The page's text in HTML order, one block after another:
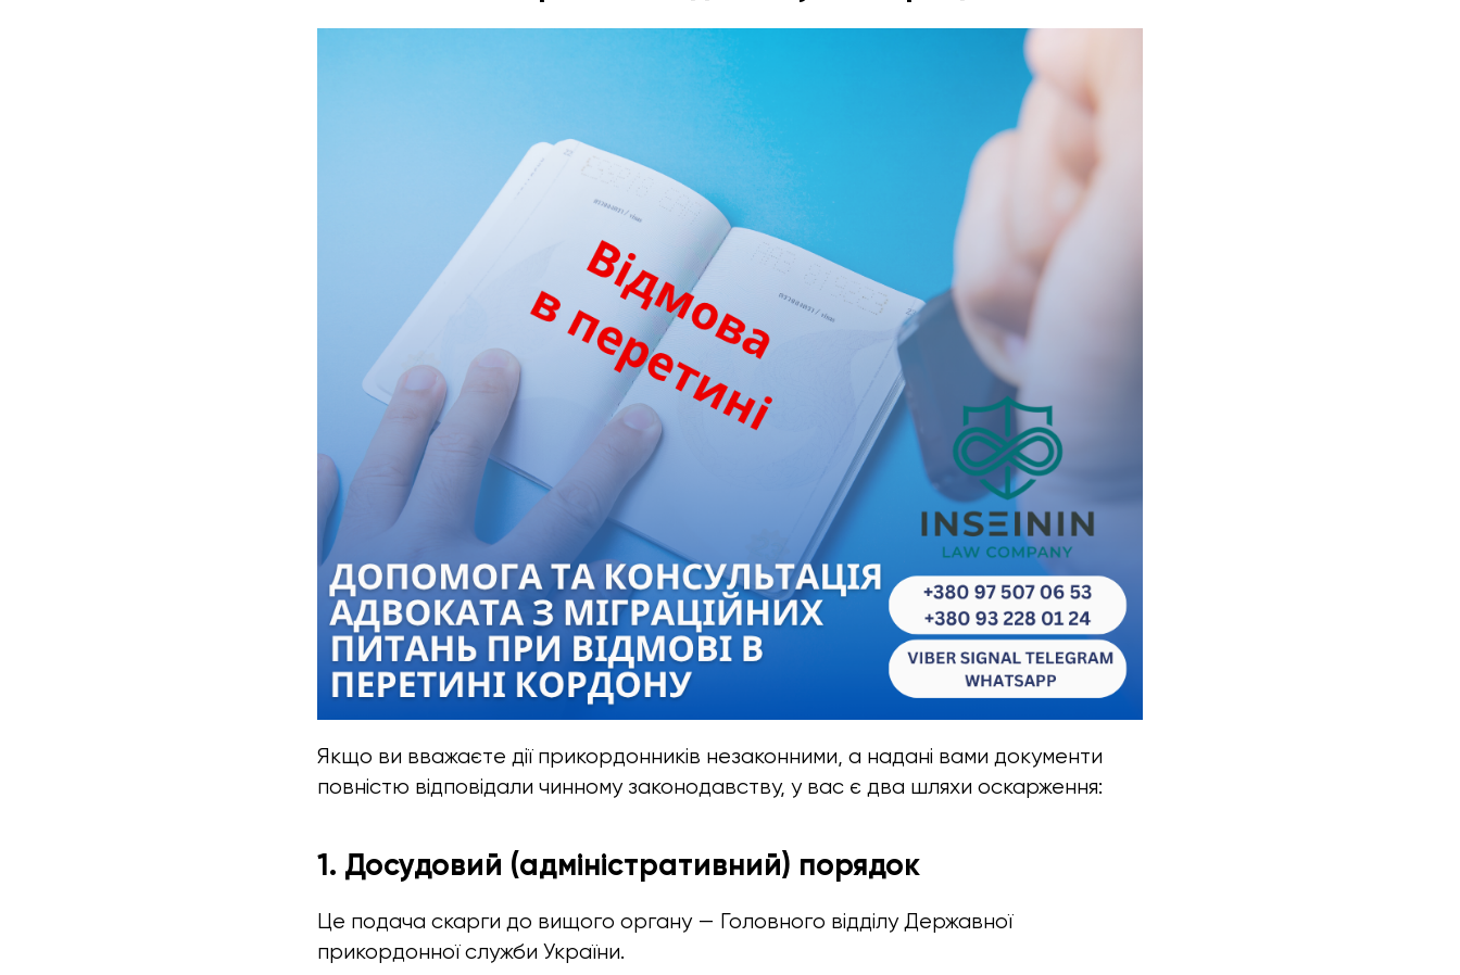
Якщо ви вважаєте дії прикордонників незаконними, а надані вами документи
повністю відповідали чинному законодавству, у вас є два шляхи оскарження:
1. Досудовий (адміністративний) порядок
Це подача скарги до вищого органу — Головного відділу Державної
прикордонної служби України.